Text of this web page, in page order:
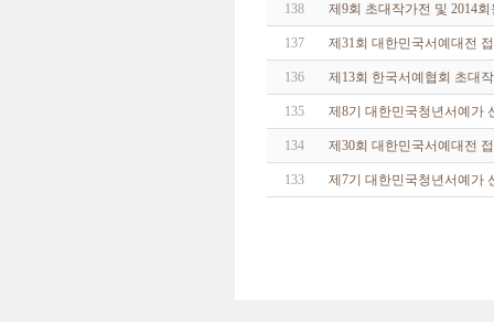
138 제9회 초대작가전 및 2014
137 제31회 대한민국서예대전
136 제13회 한국서예협회 초대
135 제8기 대한민국청년서예가
134 제30회 대한민국서예대전
133 제7기 대한민국청년서예가